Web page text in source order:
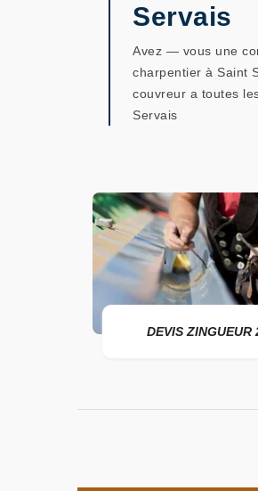
Servais
Avez — vous une
charpentier à Saint
couvreur a toutes
Servais
DEVIS ZINGUEUR 22